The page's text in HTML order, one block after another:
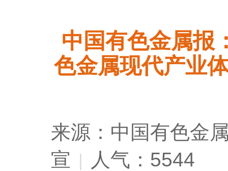
中国有色金属报
色金属现代产业
来源：中国有色金
宣 | 人气：5544